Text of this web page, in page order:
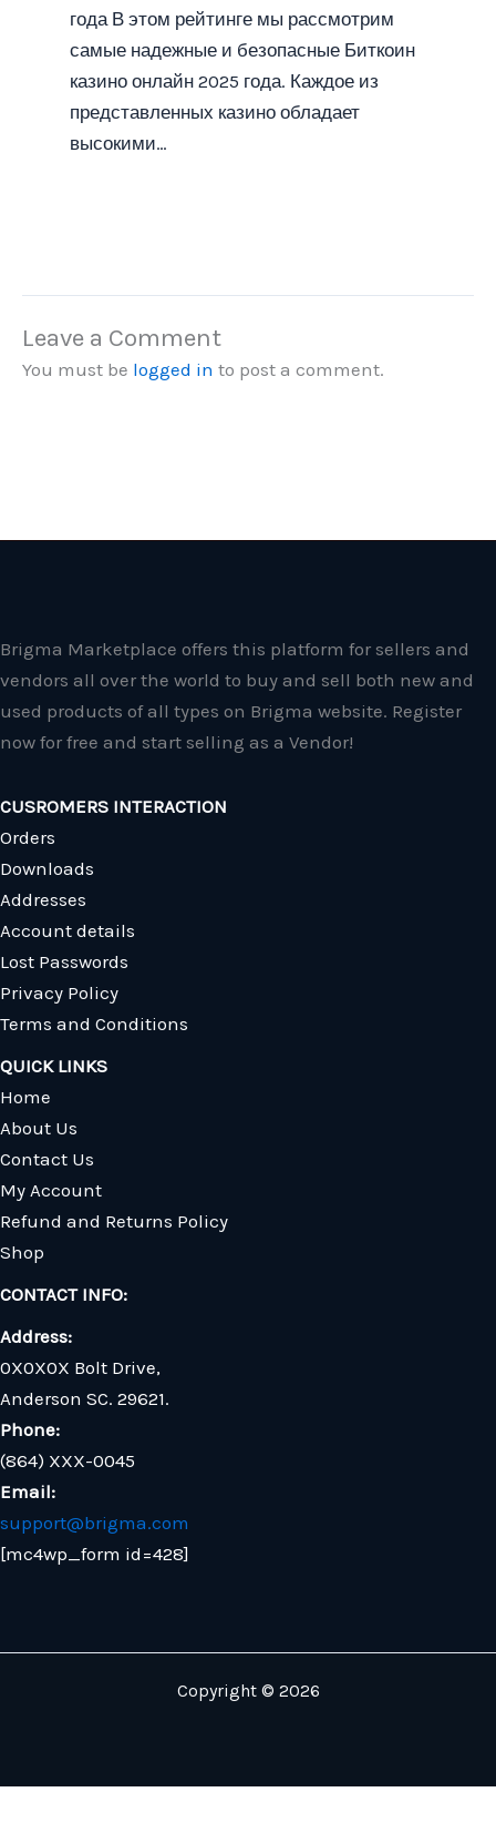
года В этом рейтинге мы рассмотрим
самые надежные и безопасные Биткоин
казино онлайн 2025 года. Каждое из
представленных казино обладает
высокими…
Leave a Comment
You must be logged in to post a comment.
Brigma Marketplace offers this platform for sellers and
vendors all over the world to buy and sell both new and
used products of all types on Brigma website. Register
now for free and start selling as a Vendor!
CUSROMERS INTERACTION
Orders
Downloads
Addresses
Account details
Lost Passwords
Privacy Policy
Terms and Conditions
QUICK LINKS
Home
About Us
Contact Us
My Account
Refund and Returns Policy
Shop
CONTACT INFO:
Address:
0X0X0X Bolt Drive,
Anderson SC. 29621.
Phone:
(864) XXX-0045
Email:
support@brigma.com
[mc4wp_form id=428]
Copyright © 2026